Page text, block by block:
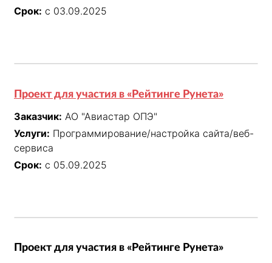
Срок: с 03.09.2025
Проект для участия в «Рейтинге Рунета»
Заказчик: АО "Авиастар ОПЭ"
Услуги: Программирование/настройка сайта/веб-
сервиса
Срок: с 05.09.2025
Проект для участия в «Рейтинге Рунета»